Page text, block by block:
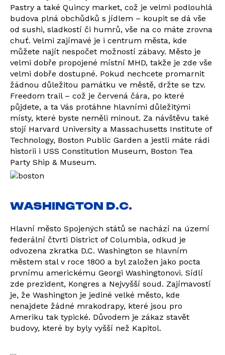
Pastry a také Quincy market, což je velmi podlouhlá
budova plná obchůdků s jídlem – koupit se dá vše
od sushi, sladkostí či humrů, vše na co máte zrovna
chuť. Velmi zajímavé je i centrum města, kde
můžete najít nespočet možností zábavy. Město je
velmi dobře propojené místní MHD, takže je zde vše
velmi dobře dostupné. Pokud nechcete promarnit
žádnou důležitou památku ve městě, držte se tzv.
Freedom trail – což je červená čára, po které
půjdete, a ta Vás protáhne hlavními důležitými
místy, které byste neměli minout. Za návštěvu také
stojí Harvard University a Massachusetts Institute of
Technology, Boston Public Garden a jestli máte rádi
historii i USS Constitution Museum, Boston Tea
Party Ship & Museum.
WASHINGTON D.C.
Hlavní město Spojených států se nachází na území
federální čtvrti District of Columbia, odkud je
odvozena zkratka D.C. Washington se hlavním
městem stal v roce 1800 a byl založen jako pocta
prvnímu americkému Georgi Washingtonovi. Sídlí
zde prezident, Kongres a Nejvyšší soud. Zajímavostí
je, že Washington je jediné velké město, kde
nenajdete žádné mrakodrapy, které jsou pro
Ameriku tak typické. Důvodem je zákaz stavět
budovy, které by byly vyšší než Kapitol.